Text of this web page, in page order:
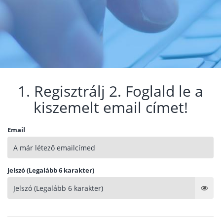
1. Regisztrálj 2. Foglald le a
kiszemelt email címet!
Email
Jelszó (Legalább 6 karakter)